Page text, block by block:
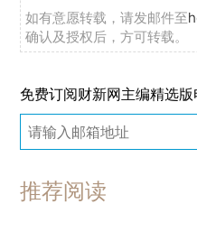
如有意愿转载，请发邮件至
确认及授权后，方可转载。
免费订阅财新网主编精选版
推荐阅读